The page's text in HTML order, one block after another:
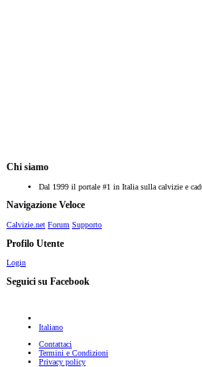
Chi siamo
Dal 1999 il portale #1 in Italia sulla calvizie e
Navigazione Veloce
Calvizie.net Forum Supporto
Profilo Utente
Login
Seguici su Facebook
Italiano
Contattaci
Termini e Condizioni
Privacy policy